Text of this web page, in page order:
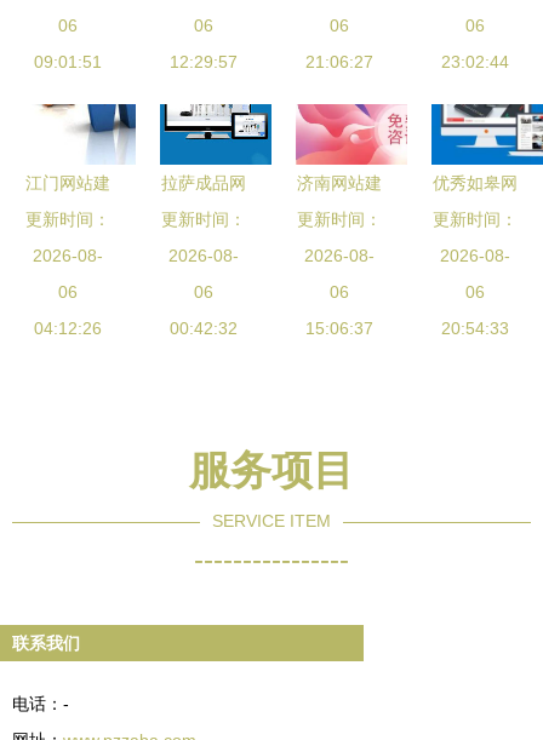
服务的专业
指南
06
09:01:51
手工活工厂
全攻略
06
12:29:57
心服务解析
【用科技为
Step2】
06
21:06:27
广服务的核
心价值
06
23:02:44
江门网站建
设定制指南
广东网站建
设价格与服
务全解析
更新时间：
2026-08-
06
04:12:26
拉萨成品网
站建设 专
业、高效、
贴心的网站
建设服务
更新时间：
2026-08-
06
00:42:32
济南网站建
设服务指南
选择专业公
司，打造卓
越线上平台
更新时间：
2026-08-
06
15:06:37
优秀如皋网
站建设网络
公司能为企
业带来的核
心优势
更新时间：
2026-08-
06
20:54:33
服务项目
SERVICE ITEM
----------------
联系我们
电话：-